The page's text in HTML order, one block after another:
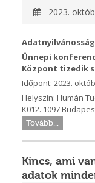
2023.
Ünnepi
Központ tizedik
Időpont: 2023.
Helyszín: Humán
K012. 1097
Tovább...
Kincs, ami
adatok